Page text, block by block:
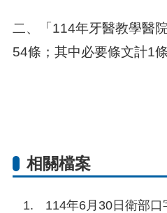
二、「114年牙醫教學醫
54條；其中必要條文計1
相關檔案
114年6月30日衛部